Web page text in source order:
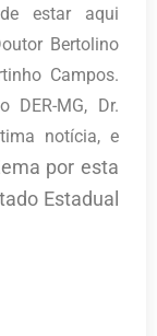
estar aqui
Bertolino
Campos.
MG, Dr.
notícia, e
por esta
Estadual